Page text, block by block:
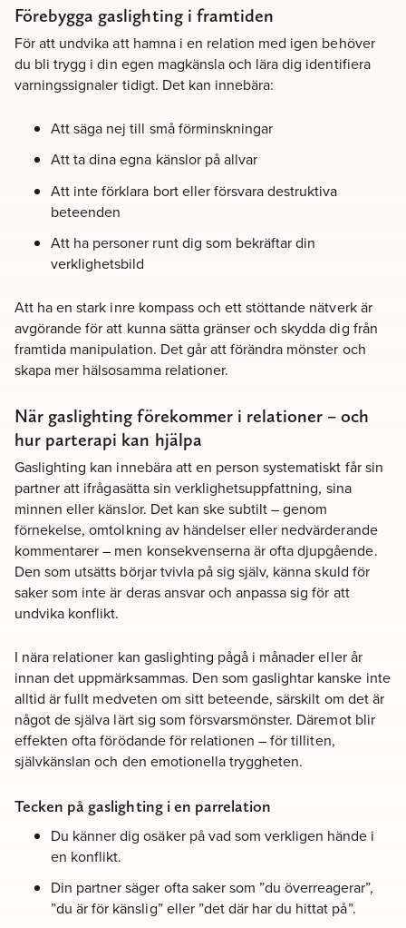
Förebygga gaslighting i framtiden
För att undvika att hamna i en relation med igen behöver
du bli trygg i din egen magkänsla och lära dig identifiera
varningssignaler tidigt. Det kan innebära:
Att säga nej till små förminskningar
Att ta dina egna känslor på allvar
Att inte förklara bort eller försvara destruktiva
beteenden
Att ha personer runt dig som bekräftar din
verklighetsbild
Att ha en stark inre kompass och ett stöttande nätverk är
avgörande för att kunna sätta gränser och skydda dig från
framtida manipulation. Det går att förändra mönster och
skapa mer hälsosamma relationer.
När gaslighting förekommer i relationer – och
hur parterapi kan hjälpa
Gaslighting kan innebära att en person systematiskt får sin
partner att ifrågasätta sin verklighetsuppfattning, sina
minnen eller känslor. Det kan ske subtilt – genom
förnekelse, omtolkning av händelser eller nedvärderande
kommentarer – men konsekvenserna är ofta djupgående.
Den som utsätts börjar tvivla på sig själv, känna skuld för
saker som inte är deras ansvar och anpassa sig för att
undvika konflikt.
I nära relationer kan gaslighting pågå i månader eller år
innan det uppmärksammas. Den som gaslightar kanske inte
alltid är fullt medveten om sitt beteende, särskilt om det är
något de själva lärt sig som försvarsmönster. Däremot blir
effekten ofta förödande för relationen – för tilliten,
självkänslan och den emotionella tryggheten.
Tecken på gaslighting i en parrelation
Du känner dig osäker på vad som verkligen hände i
en konflikt.
Din partner säger ofta saker som ”du överreagerar”,
”du är för känslig” eller ”det där har du hittat på”.